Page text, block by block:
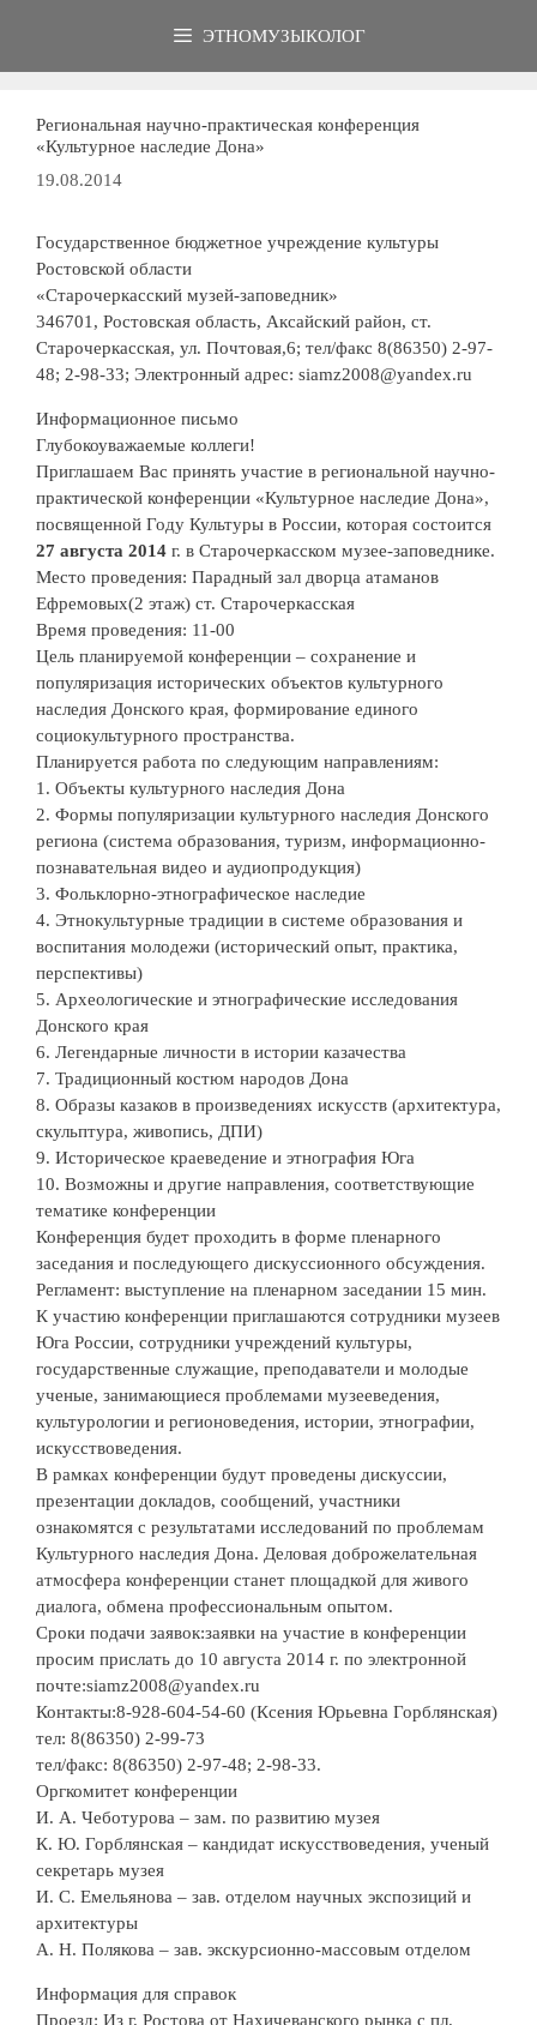
ЭТНОМУЗЫКОЛОГ
Региональная научно-практическая конференция
«Культурное наследие Дона»
19.08.2014
Государственное бюджетное учреждение культуры
Ростовской области
«Старочеркасский музей-заповедник»
346701, Ростовская область, Аксайский район, ст.
Старочеркасская, ул. Почтовая,6; тел/факс 8(86350) 2-97-
48; 2-98-33; Электронный адрес: siamz2008@yandex.ru
Информационное письмо
Глубокоуважаемые коллеги!
Приглашаем Вас принять участие в региональной научно-
практической конференции «Культурное наследие Дона»,
посвященной Году Культуры в России, которая состоится
27 августа 2014 г. в Старочеркасском музее-заповеднике.
Место проведения: Парадный зал дворца атаманов
Ефремовых(2 этаж) ст. Старочеркасская
Время проведения: 11-00
Цель планируемой конференции – сохранение и
популяризация исторических объектов культурного
наследия Донского края, формирование единого
социокультурного пространства.
Планируется работа по следующим направлениям:
1. Объекты культурного наследия Дона
2. Формы популяризации культурного наследия Донского
региона (система образования, туризм, информационно-
познавательная видео и аудиопродукция)
3. Фольклорно-этнографическое наследие
4. Этнокультурные традиции в системе образования и
воспитания молодежи (исторический опыт, практика,
перспективы)
5. Археологические и этнографические исследования
Донского края
6. Легендарные личности в истории казачества
7. Традиционный костюм народов Дона
8. Образы казаков в произведениях искусств (архитектура,
скульптура, живопись, ДПИ)
9. Историческое краеведение и этнография Юга
10. Возможны и другие направления, соответствующие
тематике конференции
Конференция будет проходить в форме пленарного
заседания и последующего дискуссионного обсуждения.
Регламент: выступление на пленарном заседании 15 мин.
К участию конференции приглашаются сотрудники музеев
Юга России, сотрудники учреждений культуры,
государственные служащие, преподаватели и молодые
ученые, занимающиеся проблемами музееведения,
культурологии и регионоведения, истории, этнографии,
искусствоведения.
В рамках конференции будут проведены дискуссии,
презентации докладов, сообщений, участники
ознакомятся с результатами исследований по проблемам
Культурного наследия Дона. Деловая доброжелательная
атмосфера конференции станет площадкой для живого
диалога, обмена профессиональным опытом.
Сроки подачи заявок:заявки на участие в конференции
просим прислать до 10 августа 2014 г. по электронной
почте:siamz2008@yandex.ru
Контакты:8-928-604-54-60 (Ксения Юрьевна Горблянская)
тел: 8(86350) 2-99-73
тел/факс: 8(86350) 2-97-48; 2-98-33.
Оргкомитет конференции
И. А. Чеботурова – зам. по развитию музея
К. Ю. Горблянская – кандидат искусствоведения, ученый
секретарь музея
И. С. Емельянова – зав. отделом научных экспозиций и
архитектуры
А. Н. Полякова – зав. экскурсионно-массовым отделом
Информация для справок
Проезд: Из г. Ростова от Нахичеванского рынка с пл.